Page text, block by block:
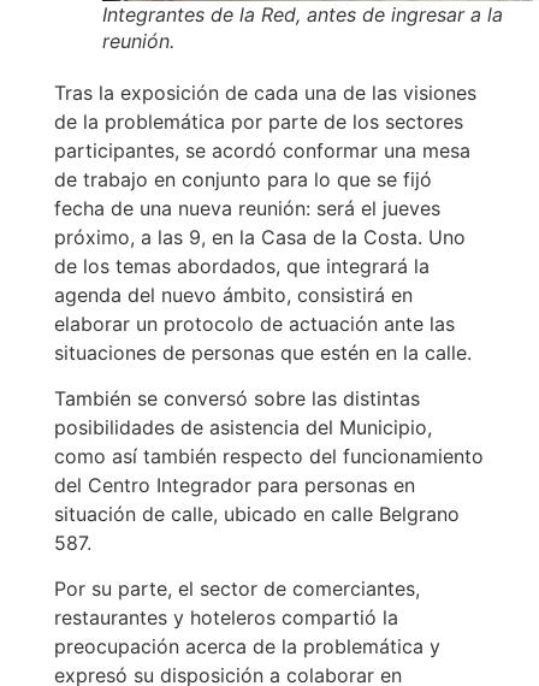
Integrantes de la Red, antes de ingresar a la
reunión.
Tras la exposición de cada una de las visiones
de la problemática por parte de los sectores
participantes, se acordó conformar una mesa
de trabajo en conjunto para lo que se fijó
fecha de una nueva reunión: será el jueves
próximo, a las 9, en la Casa de la Costa. Uno
de los temas abordados, que integrará la
agenda del nuevo ámbito, consistirá en
elaborar un protocolo de actuación ante las
situaciones de personas que estén en la calle.
También se conversó sobre las distintas
posibilidades de asistencia del Municipio,
como así también respecto del funcionamiento
del Centro Integrador para personas en
situación de calle, ubicado en calle Belgrano
587.
Por su parte, el sector de comerciantes,
restaurantes y hoteleros compartió la
preocupación acerca de la problemática y
expresó su disposición a colaborar en